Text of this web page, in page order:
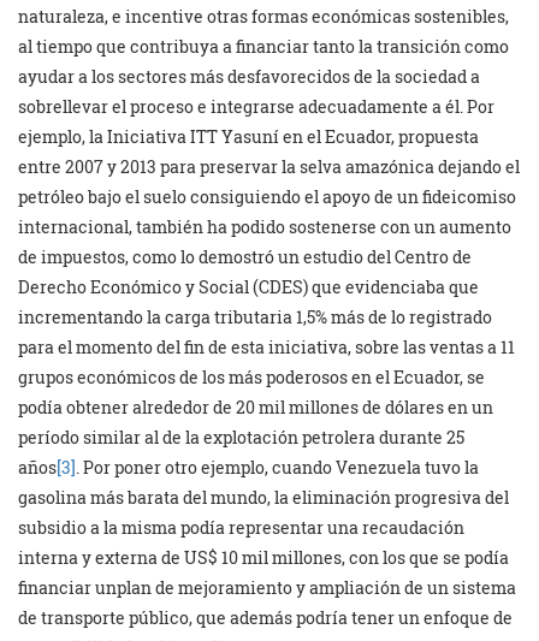
naturaleza, e incentive otras formas económicas sostenibles,
al tiempo que contribuya a financiar tanto la transición como
ayudar a los sectores más desfavorecidos de la sociedad a
sobrellevar el proceso e integrarse adecuadamente a él. Por
ejemplo, la Iniciativa ITT Yasuní en el Ecuador, propuesta
entre 2007 y 2013 para preservar la selva amazónica dejando el
petróleo bajo el suelo consiguiendo el apoyo de un fideicomiso
internacional, también ha podido sostenerse con un aumento
de impuestos, como lo demostró un estudio del Centro de
Derecho Económico y Social (CDES) que evidenciaba que
incrementando la carga tributaria 1,5% más de lo registrado
para el momento del fin de esta iniciativa, sobre las ventas a 11
grupos económicos de los más poderosos en el Ecuador, se
podía obtener alrededor de 20 mil millones de dólares en un
período similar al de la explotación petrolera durante 25
años[3]. Por poner otro ejemplo, cuando Venezuela tuvo la
gasolina más barata del mundo, la eliminación progresiva del
subsidio a la misma podía representar una recaudación
interna y externa de US$ 10 mil millones, con los que se podía
financiar unplan de mejoramiento y ampliación de un sistema
de transporte público, que además podría tener un enfoque de